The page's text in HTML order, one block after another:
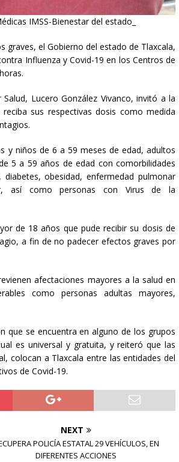
IMSS-Bienestar del estado_
graves, el Gobierno del estado de Tlaxcala,
Influenza y Covid-19 en los Centros de
Lucero González Vivanco, invitó a la
sus respectivas dosis como medida
y niños de 6 a 59 meses de edad, adultos
5 a 59 años de edad con comorbilidades
obesidad, enfermedad pulmonar
así como personas con Virus de la
de 18 años que pude recibir su dosis de
a fin de no padecer efectos graves por
afectaciones mayores a la salud en
como personas adultas mayores,
que se encuentra en alguno de los grupos
es universal y gratuita, y reiteró que las
colocan a Tlaxcala entre las entidades del
de Covid-19.
NEXT
POLICÍA ESTATAL 29 VEHÍCULOS, EN
DIFERENTES ACCIONES